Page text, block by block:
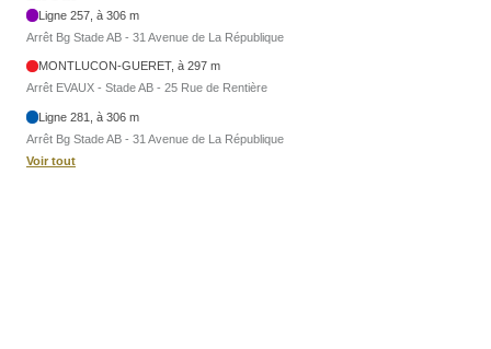
Ligne 257, à 306 m
Arrêt Bg Stade AB - 31 Avenue de La République
MONTLUCON-GUERET, à 297 m
Arrêt EVAUX - Stade AB - 25 Rue de Rentière
Ligne 281, à 306 m
Arrêt Bg Stade AB - 31 Avenue de La République
Voir tout